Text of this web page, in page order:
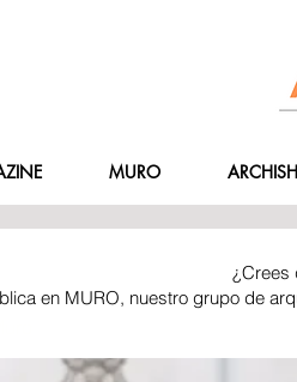
MURO
¿Crees
en MURO, nuestro grupo de